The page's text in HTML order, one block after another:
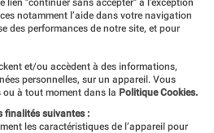
lien "continuer sans accepter" à l’exception
notamment l’aide dans votre navigation
des performances de notre site, et pour
et/ou accèdent à des informations,
personnelles, sur un appareil. Vous
ou à tout moment dans la Politique Cookies.
finalités suivantes :
les caractéristiques de l’appareil pour